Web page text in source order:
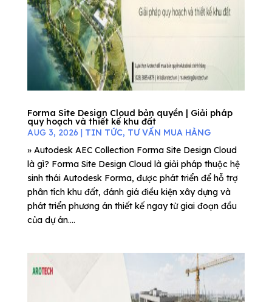
Forma Site Design Cloud bản quyền | Giải pháp
quy hoạch và thiết kế khu đất
AUG 3, 2026 | TIN TỨC, TƯ VẤN MUA HÀNG
» Autodesk AEC Collection Forma Site Design Cloud
là gì? Forma Site Design Cloud là giải pháp thuộc hệ
sinh thái Autodesk Forma, được phát triển để hỗ trợ
phân tích khu đất, đánh giá điều kiện xây dựng và
phát triển phương án thiết kế ngay từ giai đoạn đầu
của dự án....